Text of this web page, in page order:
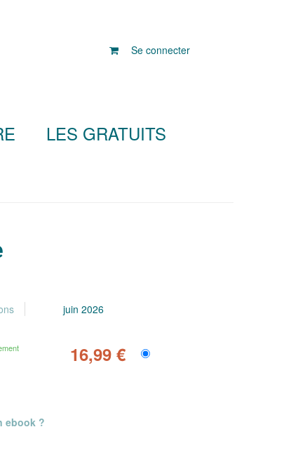
Se connecter
LES GRATUITS
juin 2026
16,99 €
ebook ?